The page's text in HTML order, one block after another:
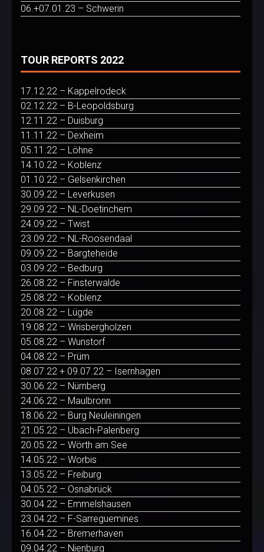
06.+07.01.23 – Schwerin
TOUR REPORTS 2022
17.12.22 – Kappelrodeck
02.12.22 – B-Leopoldsburg
12.11.22 – Duisburg
11.11.22 – Dexheim
05.11.22 – Löhne
14.10.22 – Koblenz
01.10.22 – Gelsenkirchen
30.09.22 – Leverkusen
29.09.22 – NL-Doetinchem
24.09.22 – Twist
23.09.22 – NL-Roosendaal
09.09.22 – Bargteheide
03.09.22 – Bedburg
26.08.22 – Finsterwalde
25.08.22 – Koblenz
20.08.22 – Lügde
19.08.22 – Wrisbergholzen
05.08.22 – Wunstorf
04.08.22 – Prüm
08.07.22 + 09.07.22 – Isernhagen
30.06.22 – Nürnberg
24.06.22 – Maulbronn
18.06.22 – Burg Neuleiningen
21.05.22 – Übach-Palenberg
20.05.22 – Wörth am See
14.05.22 – Worbis
13.05.22 – Freiburg
04.05.22 – Osnabrück
30.04.22 – Emmelshausen
23.04.22 – F-Sarreguemines
16.04.22 – Bremerhaven
09.04.22 – Nienburg